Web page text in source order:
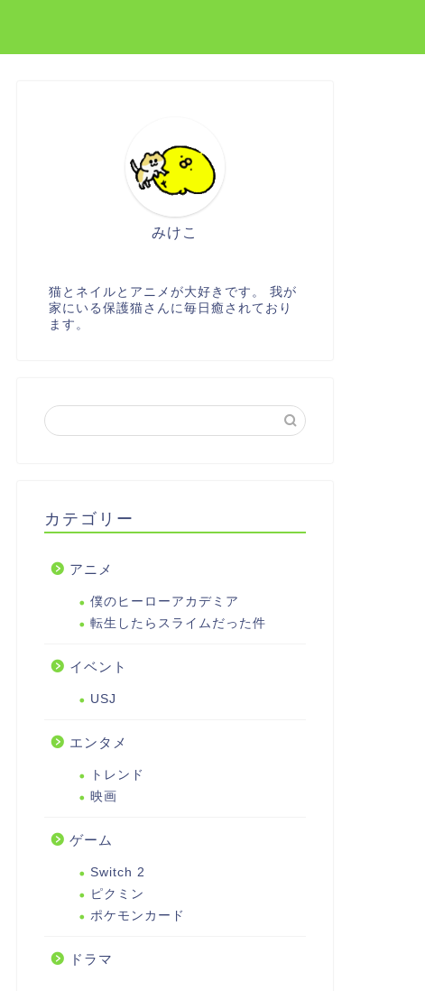
みけこ
猫とネイルとアニメが大好きです。 我が
家にいる保護猫さんに毎日癒されており
ます。
カテゴリー
アニメ
僕のヒーローアカデミア
転生したらスライムだった件
イベント
USJ
エンタメ
トレンド
映画
ゲーム
Switch 2
ピクミン
ポケモンカード
ドラマ